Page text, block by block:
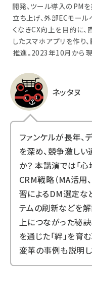
開発、ツール導入のPMを
立ち上げ、外部ECモール
くなきCX向上を目的に、
したスマホアプリを作り
推進。2023年10月から
ネッタヌ
ファンケルが長年
を深め、競争激し
か？ 本講演では「
CRM戦略（MA活用
習によるDM選定な
テムの刷新などを解
上につながった秘
を通じた「絆」を育
変革の事例も説明し